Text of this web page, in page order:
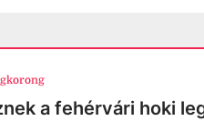
a fehérvári hoki